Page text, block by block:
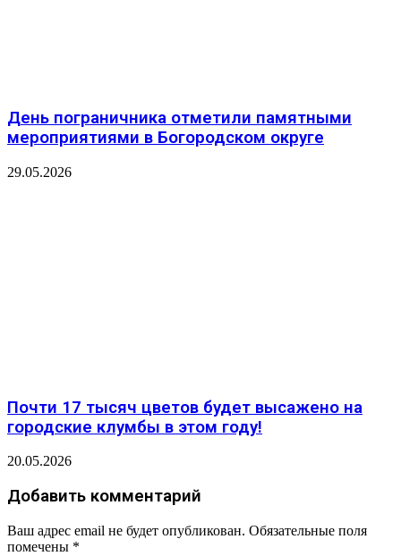
День пограничника отметили памятными
мероприятиями в Богородском округе
29.05.2026
Почти 17 тысяч цветов будет высажено на
городские клумбы в этом году!
20.05.2026
Добавить комментарий
Ваш адрес email не будет опубликован. Обязательные поля
помечены *